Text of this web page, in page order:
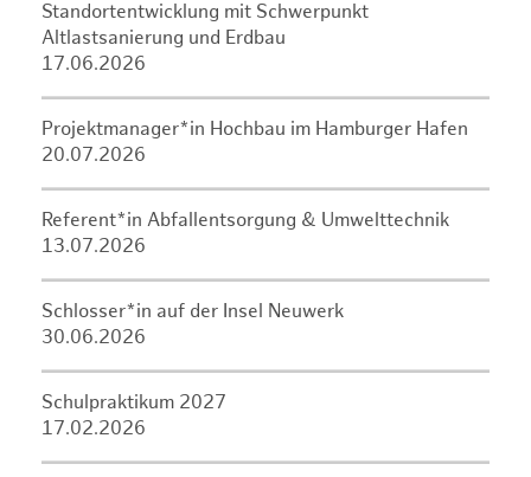
Standortentwicklung mit Schwerpunkt
Altlastsanierung und Erdbau
17.06.2026
Projektmanager*in Hochbau im Hamburger Hafen
20.07.2026
Referent*in Abfallentsorgung & Umwelttechnik
13.07.2026
Schlosser*in auf der Insel Neuwerk
30.06.2026
Schulpraktikum 2027
17.02.2026